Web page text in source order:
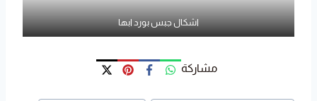
اشكال جبس بورد ابها
مشاركة